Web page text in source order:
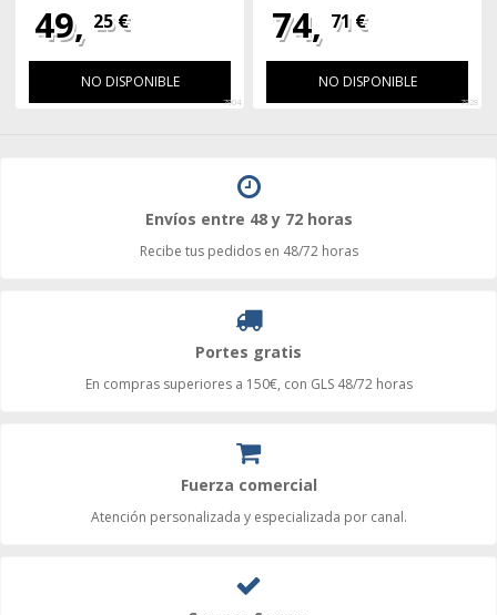
49, 25 €
NO DISPONIBLE
7904
74, 71 €
NO DISPONIBLE
7928
Envíos entre 48 y 72 horas
Recibe tus pedidos en 48/72 horas
Portes gratis
En compras superiores a 150€, con GLS 48/72 horas
Fuerza comercial
Atención personalizada y especializada por canal.